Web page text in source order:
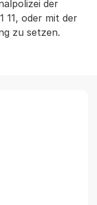
der
11, oder mit der
zu setzen.